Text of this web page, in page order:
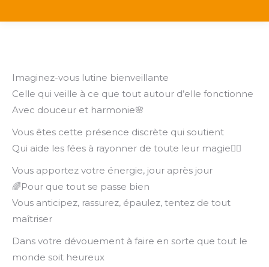
Imaginez-vous lutine bienveillante
Celle qui veille à ce que tout autour d’elle fonctionne
Avec douceur et harmonie🌸
Vous êtes cette présence discrète qui soutient
Qui aide les fées à rayonner de toute leur magie🧚‍♀️
Vous apportez votre énergie, jour après jour
🌈Pour que tout se passe bien
Vous anticipez, rassurez, épaulez, tentez de tout
maîtriser
Dans votre dévouement à faire en sorte que tout le
monde soit heureux